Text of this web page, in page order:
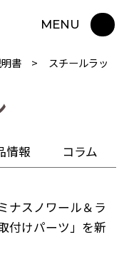
MENU
書
スチールラッ
情報 コラム
ナスノワール＆ラ
付けパーツ」を新